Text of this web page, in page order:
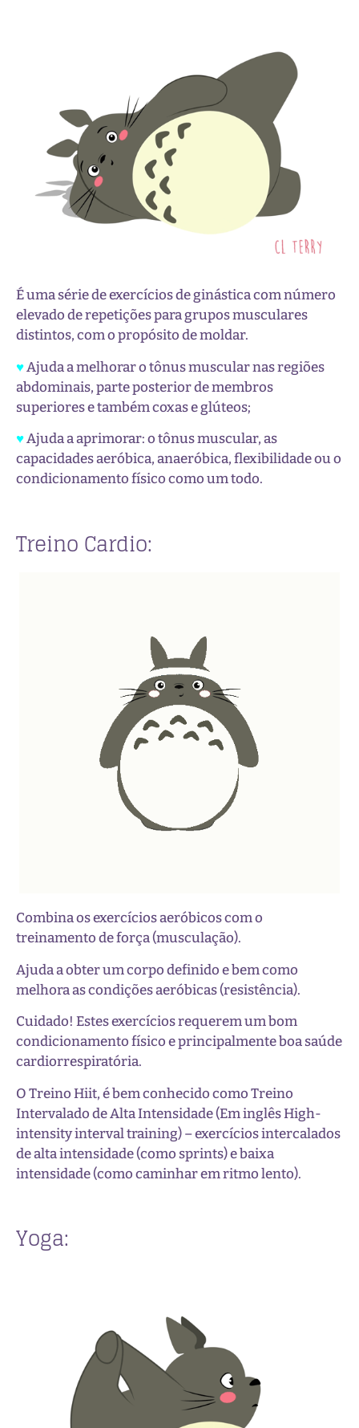
É uma série de exercícios de ginástica com número
elevado de repetições para grupos musculares
distintos, com o propósito de moldar.
♥Ajuda a melhorar o tônus muscular nas regiões
abdominais, parte posterior de membros
superiores e também coxas e glúteos;
♥Ajuda a aprimorar: o tônus muscular, as
capacidades aeróbica, anaeróbica, flexibilidade ou o
condicionamento físico como um todo.
Treino Cardio:
Combina os exercícios aeróbicos com o
treinamento de força (musculação).
Ajuda a obter um corpo definido e bem como
melhora as condições aeróbicas (resistência).
Cuidado! Estes exercícios requerem um bom
condicionamento físico e principalmente boa saúde
cardiorrespiratória.
O Treino Hiit, é bem conhecido como Treino
Intervalado de Alta Intensidade (Em inglês High-
intensity interval training) – exercícios intercalados
de alta intensidade (como sprints) e baixa
intensidade (como caminhar em ritmo lento).
Yoga: